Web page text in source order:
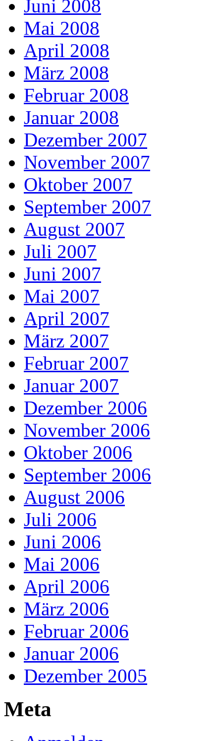
Juni 2008
Mai 2008
April 2008
März 2008
Februar 2008
Januar 2008
Dezember 2007
November 2007
Oktober 2007
September 2007
August 2007
Juli 2007
Juni 2007
Mai 2007
April 2007
März 2007
Februar 2007
Januar 2007
Dezember 2006
November 2006
Oktober 2006
September 2006
August 2006
Juli 2006
Juni 2006
Mai 2006
April 2006
März 2006
Februar 2006
Januar 2006
Dezember 2005
Meta